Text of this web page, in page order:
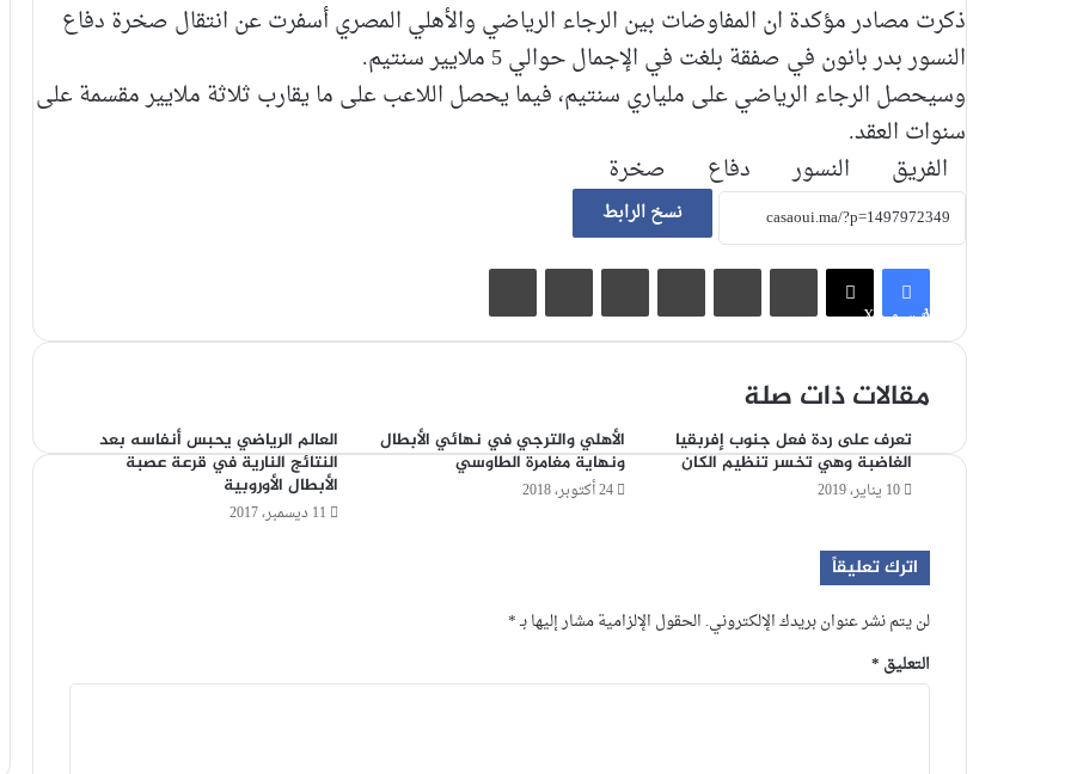
ذكرت مصادر مؤكدة ان المفاوضات بين الرجاء الرياضي والأهلي المصري أسفرت عن انتقال صخرة دفاع
النسور بدر بانون في صفقة بلغت في الإجمال حوالي 5 ملايير سنتيم.
وسيحصل الرجاء الرياضي على ملياري سنتيم، فيما يحصل اللاعب على ما يقارب ثلاثة ملايير مقسمة على
سنوات العقد.
الفريق
النسور دفاع صخرة
نسخ الرابط
فيسبوك
X
لينكدإن بينتيريست
مقالات ذات صلة
تعرف على ردة فعل جنوب إفربقيا
الغاضبة وهي تخسر تنظيم الكان
10 يناير، 2019
الأهلي والترجي في نهائي الأبطال
ونهاية مغامرة الطاوسي
24 أكتوبر، 2018
العالم الرياضي يحبس أنفاسه بعد
النتائج النارية في قرعة عصبة
الأبطال الأوروبية
11 ديسمبر، 2017
اترك تعليقاً
لن يتم نشر عنوان بريدك الإلكتروني. الحقول الإلزامية مشار إليها بـ*
التعليق *